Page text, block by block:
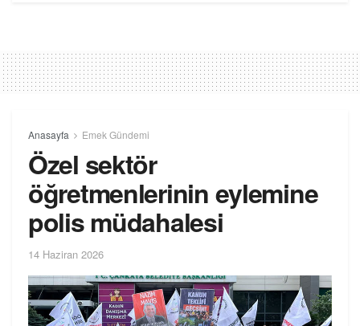
Anasayfa Emek Gündemi
Özel sektör
öğretmenlerinin eylemine
polis müdahalesi
14 Haziran 2026